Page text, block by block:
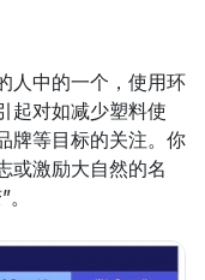
人中的一个，使用环
起对如减少塑料使
牌等目标的关注。你
或激励大自然的名